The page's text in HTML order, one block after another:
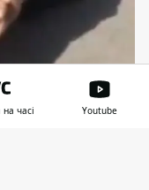
на часі Youtube